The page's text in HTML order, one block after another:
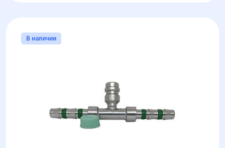
В наличии